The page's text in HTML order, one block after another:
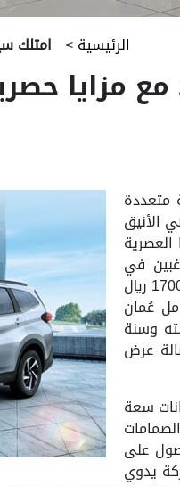
الرئيسية> امتلك
مزايا
متعددة
الأنيق
في
اقتناء تويوتا راش الحصول عليها مع العديد من المزايا ؛ منها الهدية النقدية بقيمة 1700 ريال
(شامل عُمان
وسنة
عرض
سعة
توقيت الصمامات
على
يدوي